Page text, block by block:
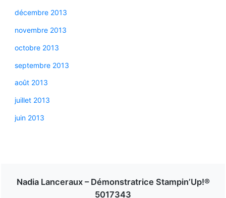
décembre 2013
novembre 2013
octobre 2013
septembre 2013
août 2013
juillet 2013
juin 2013
Nadia Lanceraux – Démonstratrice Stampin’Up!®
5017343